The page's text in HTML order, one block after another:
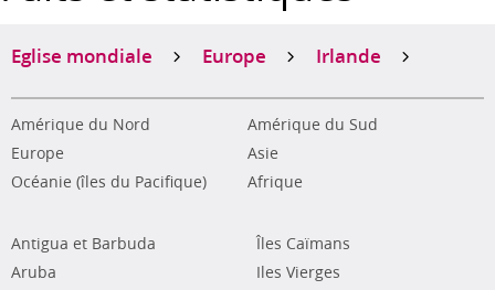
Eglise mondiale Europe Irlande
Amérique du Nord
Amérique du Sud
Europe
Asie
Océanie (îles du Pacifique)
Afrique
Antigua et Barbuda
Aruba
Îles Caïmans
Iles Vierges